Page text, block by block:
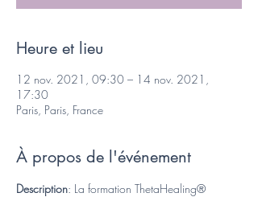
Heure et lieu
12 nov. 2021, 09:30 – 14 nov. 2021,
17:30
Paris, Paris, France
À propos de l'événement
Description: La formation ThetaHealing®